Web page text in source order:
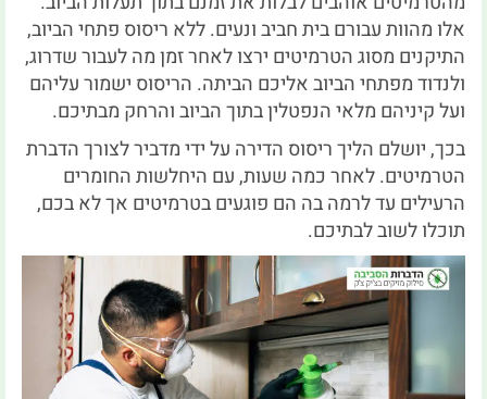
אלו מהוות עבורם בית חביב ונעים. ללא ריסוס פתחי הביוב,
התיקנים מסוג הטרמיטים ירצו לאחר זמן מה לעבור שדרוג,
ולנדוד מפתחי הביוב אליכם הביתה. הריסוס ישמור עליהם
ועל קיניהם מלאי הנפטלין בתוך הביוב והרחק מבתיכם.
בכך, יושלם הליך ריסוס הדירה על ידי מדביר לצורך הדברת
הטרמיטים. לאחר כמה שעות, עם היחלשות החומרים
הרעילים עד לרמה בה הם פוגעים בטרמיטים אך לא בכם,
תוכלו לשוב לבתיכם.